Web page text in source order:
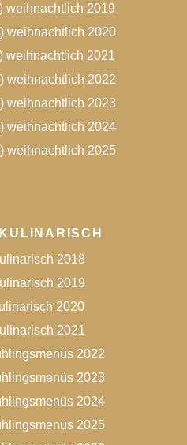
weihnachtlich 2019
weihnachtlich 2020
weihnachtlich 2021
weihnachtlich 2022
weihnachtlich 2023
weihnachtlich 2024
weihnachtlich 2025
2018
2019
2020
2021
2022
2023
2024
2025